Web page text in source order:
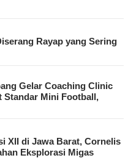
Rayap yang Sering
Gelar Coaching Clinic
Standar Mini Football,
XII di Jawa Barat, Cornelis
Eksplorasi Migas